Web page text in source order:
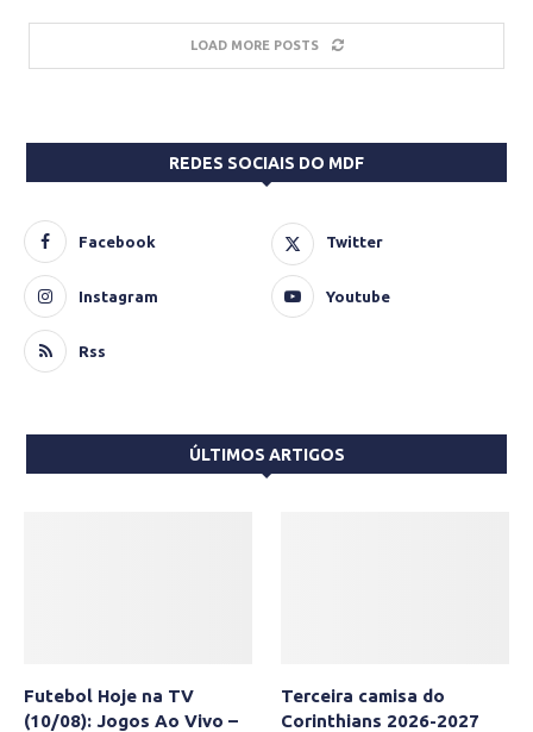
LOAD MORE POSTS
REDES SOCIAIS DO MDF
Facebook Twitter
Instagram Youtube
Rss
ÚLTIMOS ARTIGOS
Futebol Hoje na TV
(10/08): Jogos Ao Vivo –
Terceira camisa do
Corinthians 2026-2027